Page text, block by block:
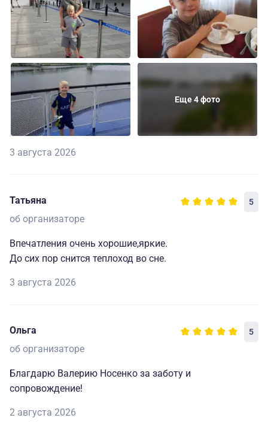
Еще 4 фото
3 августа 2026
Татьяна 5
об организаторе
Впечатления очень хорошие,яркие.
До сих пор снится теплоход во сне.
3 августа 2026
Ольга 5
об организаторе
Благдарю Валерию Носенко за заботу и
сопровождение!
2 августа 2026